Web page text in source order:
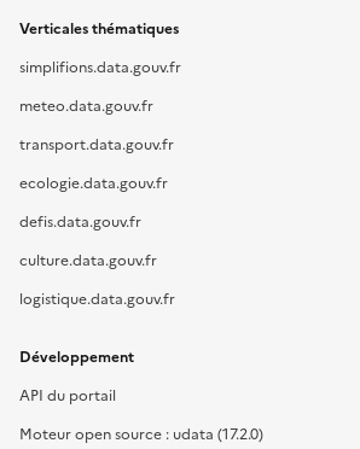
Verticales thématiques
simplifions.data.gouv.fr
meteo.data.gouv.fr
transport.data.gouv.fr
ecologie.data.gouv.fr
defis.data.gouv.fr
culture.data.gouv.fr
logistique.data.gouv.fr
Développement
API du portail
Moteur open source : udata (17.2.0)